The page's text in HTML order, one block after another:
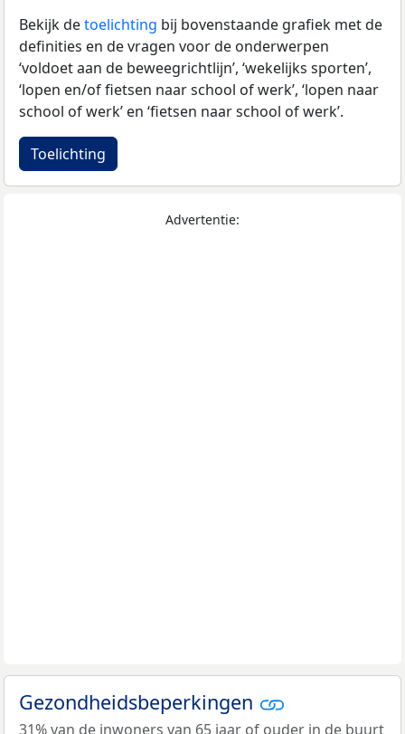
Bekijk detoelichting bij bovenstaande grafiek met de
definities en de vragen voor de onderwerpen
‘voldoet aan de beweegrichtlijn’, ‘wekelijks sporten’,
‘lopen en/of fietsen naar school of werk’, ‘lopen naar
school of werk’ en ‘fietsen naar school of werk’.
Toelichting
Advertentie:
Gezondheidsbeperkingen
31% van de inwoners van 65 jaar of ouder in de buurt